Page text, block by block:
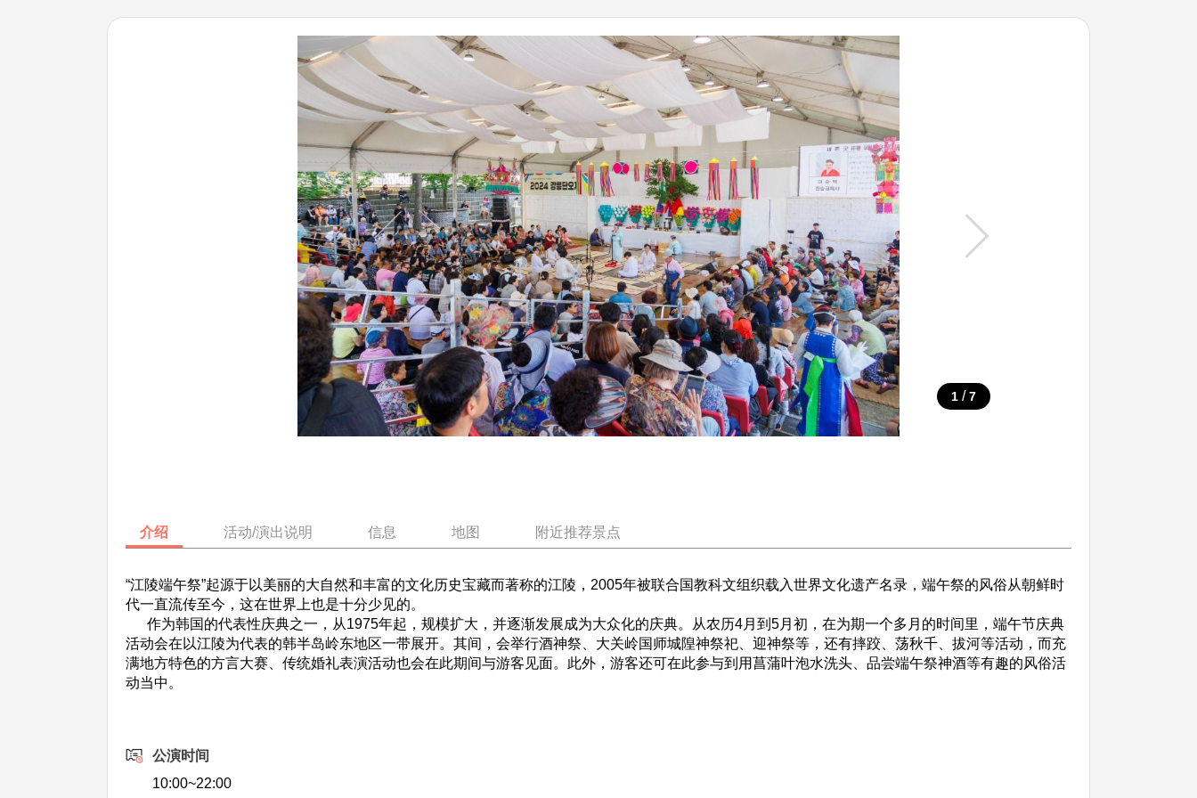
1 / 7
介绍 活动/演出说明 信息 地图 附近推荐景点
“江陵端午祭”起源于以美丽的大自然和丰富的文化历史宝藏而著称的江陵，2005年被联合国教科文组织载入世界文化遗产名录，端午祭的风俗从朝鲜时
代一直流传至今，这在世界上也是十分少见的。
作为韩国的代表性庆典之一，从1975年起，规模扩大，并逐渐发展成为大众化的庆典。从农历4月到5月初，在为期一个多月的时间里，端午节庆典
活动会在以江陵为代表的韩半岛岭东地区一带展开。其间，会举行酒神祭、大关岭国师城隍神祭祀、迎神祭等，还有摔跤、荡秋千、拔河等活动，而充
满地方特色的方言大赛、传统婚礼表演活动也会在此期间与游客见面。此外，游客还可在此参与到用菖蒲叶泡水洗头、品尝端午祭神酒等有趣的风俗活
动当中。
公演时间
10:00~22:00